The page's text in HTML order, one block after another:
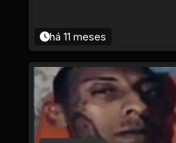
há 11 meses